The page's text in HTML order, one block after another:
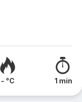
- °C 1 min